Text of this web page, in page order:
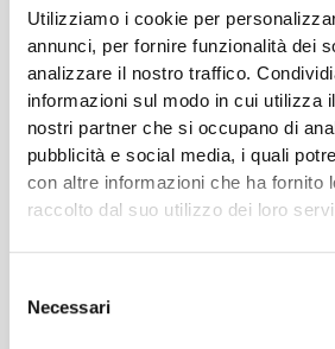
Utilizziamo i cookie per
annunci, per fornire funzionalità dei
analizzare il nostro traffico.
informazioni sul modo in cui utilizza
nostri partner che si occupano di
pubblicità e social media, i quali
con altre informazioni che ha fornito
raccolto dal suo utilizzo dei loro
delNecessari
€9.34 €16.99
45%
Multi Men 35+ 60 tabs
€2.99
Semi di